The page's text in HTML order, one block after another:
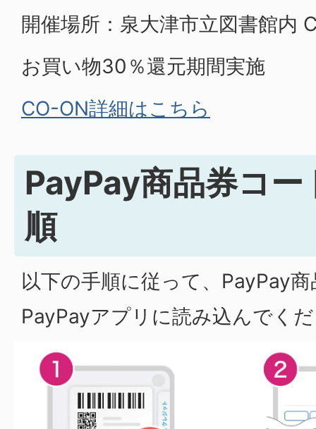
開催場所：泉大津市立図書館内
お買い物30％還元期間実施
CO-ON詳細はこちら
PayPay商品券コ
順
以下の手順に従って、PayPay
PayPayアプリに読み込んでく